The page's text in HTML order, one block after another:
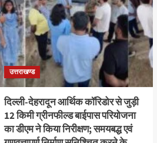
उत्तराखण्ड
दिल्ली-देहरादून आर्थिक कॉरिडोर से जुड़ी
12 किमी ग्रीनफील्ड बाईपास परियोजना
का डीएम ने किया निरीक्षण; समयबद्ध एवं